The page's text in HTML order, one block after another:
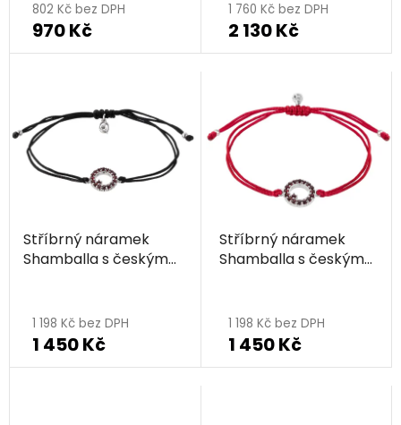
802 Kč bez DPH
970 Kč
1 760 Kč bez DPH
2 130 Kč
Stříbrný náramek
Shamballa s českým
1 198 Kč bez DPH
1 450 Kč
Stříbrný náramek
Shamballa s českým
1 198 Kč bez DPH
1 450 Kč